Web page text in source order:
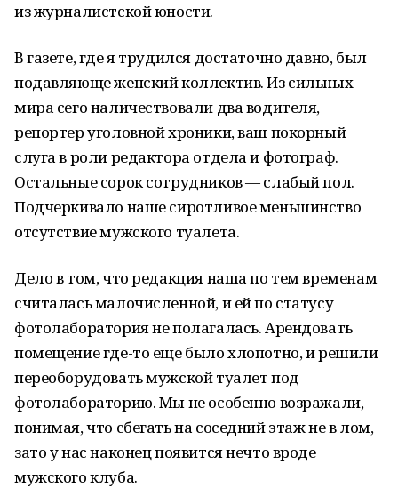
из журналистской юности.
В газете, где я трудился достаточно давно, был
подавляюще женский коллектив. Из сильных
мира сего наличествовали два водителя,
репортер уголовной хроники, ваш покорный
слуга в роли редактора отдела и фотограф.
Остальные сорок сотрудников — слабый пол.
Подчеркивало наше сиротливое меньшинство
отсутствие мужского туалета.
Дело в том, что редакция наша по тем временам
считалась малочисленной, и ей по статусу
фотолаборатория не полагалась. Арендовать
помещение где-то еще было хлопотно, и решили
переоборудовать мужской туалет под
фотолабораторию. Мы не особенно возражали,
понимая, что сбегать на соседний этаж не в лом,
зато у нас наконец появится нечто вроде
мужского клуба.